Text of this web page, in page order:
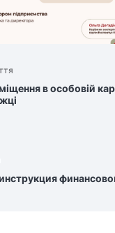
в особовій